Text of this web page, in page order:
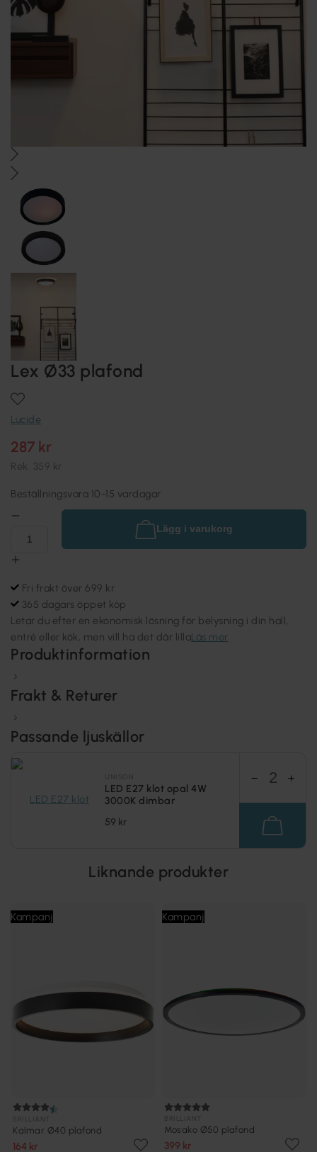
Lex Ø33 plafond
Lucide
287 kr
Rek. 359 kr
Beställningsvara 10-15 vardagar
Lägg i varukorg
Fri frakt över 699 kr
365 dagars öppet köp
Letar du efter en ekonomisk lösning för belysning i din hall,
entré eller kök, men vill ha det där lillaLäs mer
Produktinformation
Frakt & Returer
Passande ljuskällor
LED E27 klot opal 4W
3000K dimbar
59 kr
Liknande produkter
Kampanj
Kalmar Ø40 plafond
164 kr
Kampanj
Mosako Ø50 plafond
399 kr